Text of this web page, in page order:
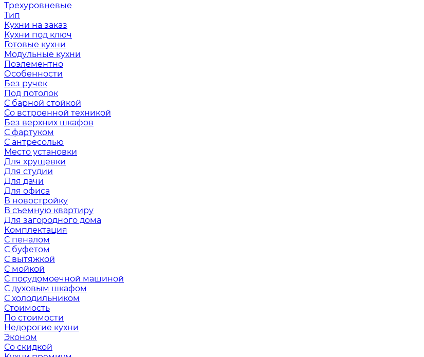
Трехуровневые
Тип
Кухни на заказ
Кухни под ключ
Готовые кухни
Модульные кухни
Поэлементно
Особенности
Без ручек
Под потолок
С барной стойкой
Со встроенной техникой
Без верхних шкафов
С фартуком
С антресолью
Место установки
Для хрущевки
Для студии
Для дачи
Для офиса
В новостройку
В съемную квартиру
Для загородного дома
Комплектация
С пеналом
С буфетом
С вытяжкой
С мойкой
С посудомоечной машиной
С духовым шкафом
С холодильником
Стоимость
По стоимости
Недорогие кухни
Эконом
Со скидкой